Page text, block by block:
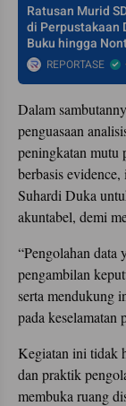
Ratusan Murid
di Perpustakaan
Buku hingga
REPORTASE
Dalam
penguasaan
peningkatan mutu
berbasis
Suhardi Duka
akuntabel, demi
“Pengolahan data
pengambilan
serta mendukung
pada
Kegiatan ini tidak
dan praktik
membuka ruang